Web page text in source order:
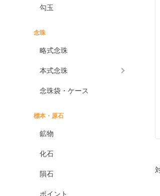
勾玉
念珠
略式念珠
本式念珠
念珠袋・ケース
標本・原石
鉱物
化石
隕石
ポイント